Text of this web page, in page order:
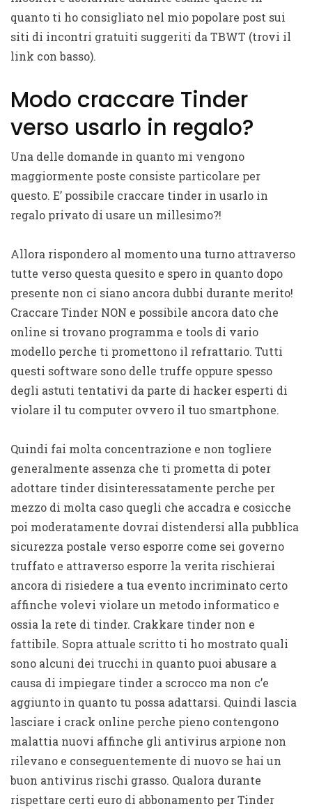
quanto ti ho consigliato nel mio popolare post sui
siti di incontri gratuiti suggeriti da TBWT (trovi il
link con basso).
Modo craccare Tinder
verso usarlo in regalo?
Una delle domande in quanto mi vengono
maggiormente poste consiste particolare per
questo. E’ possibile craccare tinder in usarlo in
regalo privato di usare un millesimo?!
Allora rispondero al momento una turno attraverso
tutte verso questa quesito e spero in quanto dopo
presente non ci siano ancora dubbi durante merito!
Craccare Tinder NON e possibile ancora dato che
online si trovano programma e tools di vario
modello perche ti promettono il refrattario. Tutti
questi software sono delle truffe oppure spesso
degli astuti tentativi da parte di hacker esperti di
violare il tu computer ovvero il tuo smartphone.
Quindi fai molta concentrazione e non togliere
generalmente assenza che ti prometta di poter
adottare tinder disinteressatamente perche per
mezzo di molta caso quegli che accadra e cosicche
poi moderatamente dovrai distendersi alla pubblica
sicurezza postale verso esporre come sei governo
truffato e attraverso esporre la verita rischierai
ancora di risiedere a tua evento incriminato certo
affinche volevi violare un metodo informatico e
ossia la rete di tinder. Crakkare tinder non e
fattibile. Sopra attuale scritto ti ho mostrato quali
sono alcuni dei trucchi in quanto puoi abusare a
causa di impiegare tinder a scrocco ma non c’e
aggiunto in quanto tu possa adattarsi. Quindi lascia
lasciare i crack online perche pieno contengono
malattia nuovi affinche gli antivirus arpione non
rilevano e conseguentemente di nuovo se hai un
buon antivirus rischi grasso. Qualora durante
rispettare certi euro di abbonamento per Tinder